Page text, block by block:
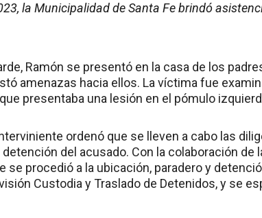
la Municipalidad de Santa Fe brindó
Ramón se presentó en la casa de los
amenazas hacia ellos. La víctima fue
presentaba una lesión en el pómulo
ordenó que se lleven a cabo las
del acusado. Con la colaboración de
se procedió a la ubicación, paradero y
Custodia y Traslado de Detenidos, y se